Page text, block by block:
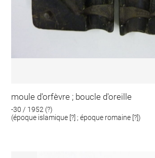
moule d'orfèvre ; boucle d'oreille
-30 / 1952 (?)
(époque islamique [?] ; époque romaine [?])